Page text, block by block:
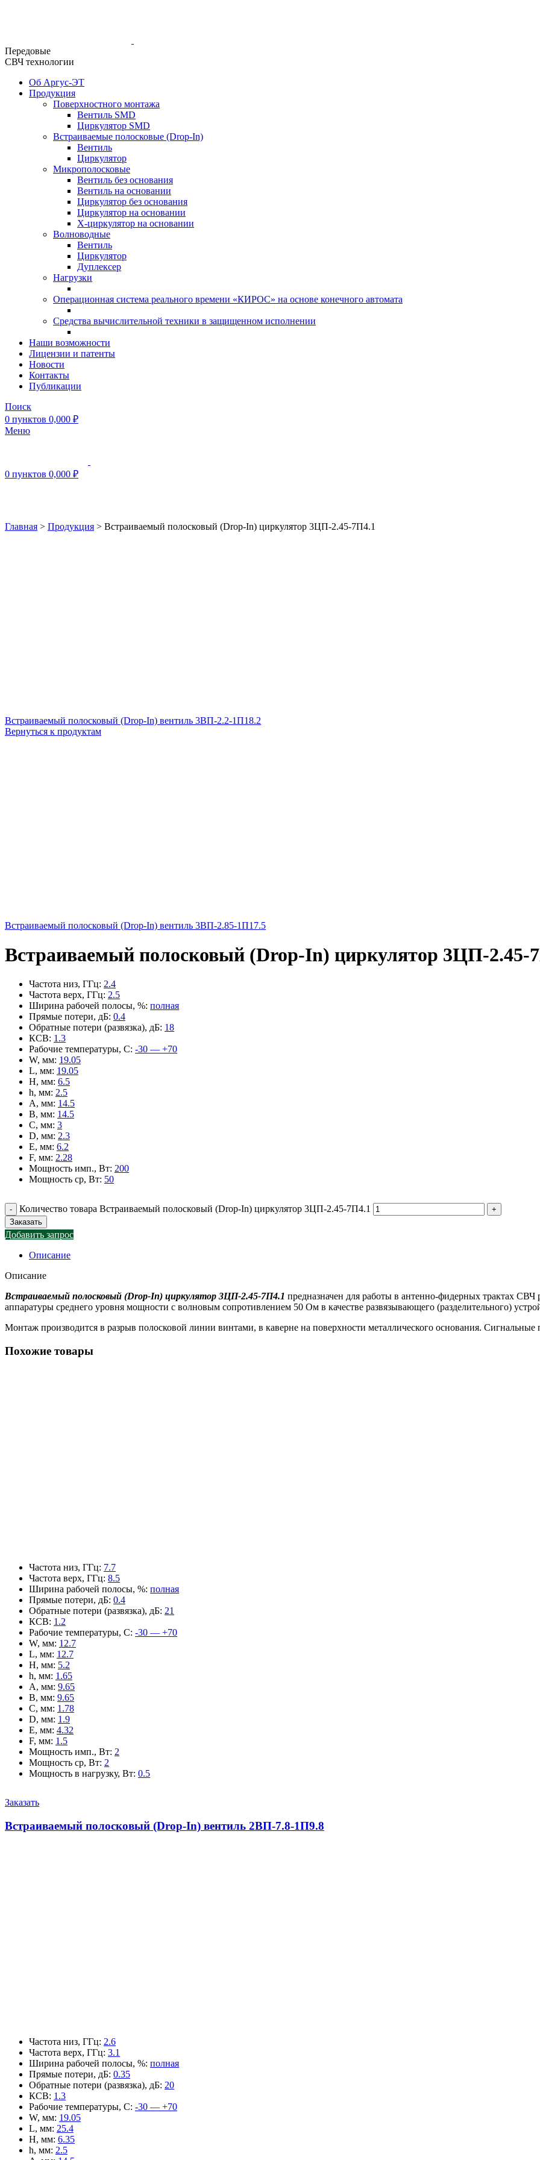
Передовые
СВЧ технологии
Об Аргус-ЭТ
Продукция
Поверхностного монтажа
Вентиль SMD
Циркулятор SMD
Встраиваемые полосковые (Drop-In)
Вентиль
Циркулятор
Микрополосковые
Вентиль без основания
Вентиль на основании
Циркулятор без основания
Циркулятор на основании
Х-циркулятор на основании
Волноводные
Вентиль
Циркулятор
Дуплексер
Нагрузки
Операционная система реального времени «КИРОС» на основе конечного автомата
Средства вычислительной техники в защищенном исполнении
Наши возможности
Лицензии и патенты
Новости
Контакты
Публикации
Поиск
0 пунктов 0,000 ₽
Меню
0 пунктов 0,000 ₽
Главная > Продукция > Встраиваемый полосковый (Drop-In) циркулятор 3ЦП-2.45-7П4.1
Встраиваемый полосковый (Drop-In) вентиль 3ВП-2.2-1П18.2
Вернуться к продуктам
Встраиваемый полосковый (Drop-In) вентиль 3ВП-2.85-1П17.5
Встраиваемый полосковый (Drop-In) циркулятор 3ЦП-2.45-
Частота низ, ГГц: 2.4
Частота верх, ГГц: 2.5
Ширина рабочей полосы, %: полная
Прямые потери, дБ: 0.4
Обратные потери (развязка), дБ: 18
КСВ: 1.3
Рабочие температуры, С: -30 — +70
W, мм: 19.05
L, мм: 19.05
H, мм: 6.5
h, мм: 2.5
A, мм: 14.5
B, мм: 14.5
C, мм: 3
D, мм: 2.3
E, мм: 6.2
F, мм: 2.28
Мощность имп., Вт: 200
Мощность ср, Вт: 50
Количество товара Встраиваемый полосковый (Drop-In) циркулятор 3ЦП-2.45-7П4.1
Заказать
Добавить запрос
Описание
Описание
Встраиваемый полосковый (Drop-In) циркулятор 3ЦП-2.45-7П4.1 предназначен для работы в антенно-фидерных трактах СВЧ
аппаратуры среднего уровня мощности с волновым сопротивлением 50 Ом в качестве развязывающего (разделительного)
Монтаж производится в разрыв полосковой линии винтами, в каверне на поверхности металлического основания.
Похожие товары
Частота низ, ГГц: 7.7
Частота верх, ГГц: 8.5
Ширина рабочей полосы, %: полная
Прямые потери, дБ: 0.4
Обратные потери (развязка), дБ: 21
КСВ: 1.2
Рабочие температуры, С: -30 — +70
W, мм: 12.7
L, мм: 12.7
H, мм: 5.2
h, мм: 1.65
A, мм: 9.65
B, мм: 9.65
C, мм: 1.78
D, мм: 1.9
E, мм: 4.32
F, мм: 1.5
Мощность имп., Вт: 2
Мощность ср, Вт: 2
Мощность в нагрузку, Вт: 0.5
Заказать
Встраиваемый полосковый (Drop-In) вентиль 2ВП-7.8-1П9.8
Частота низ, ГГц: 2.6
Частота верх, ГГц: 3.1
Ширина рабочей полосы, %: полная
Прямые потери, дБ: 0.35
Обратные потери (развязка), дБ: 20
КСВ: 1.3
Рабочие температуры, С: -30 — +70
W, мм: 19.05
L, мм: 25.4
H, мм: 6.35
h, мм: 2.5